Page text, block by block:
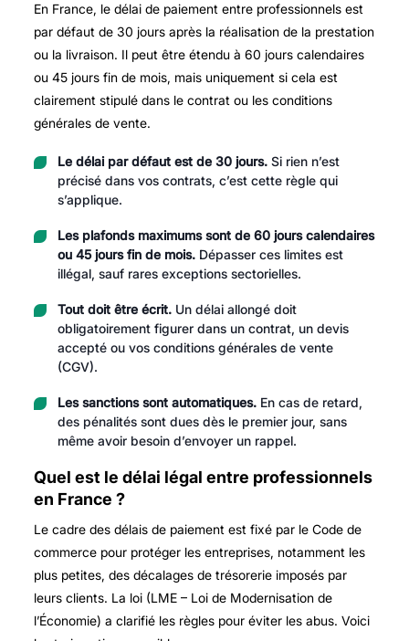
En France, le délai de paiement entre professionnels est
par défaut de 30 jours après la réalisation de la prestation
ou la livraison. Il peut être étendu à 60 jours calendaires
ou 45 jours fin de mois, mais uniquement si cela est
clairement stipulé dans le contrat ou les conditions
générales de vente.
Le délai par défaut est de 30 jours.Si rien n’est
précisé dans vos contrats, c’est cette règle qui
s’applique.
Les plafonds maximums sont de 60 jours calendaires
ou 45 jours fin de mois.Dépasser ces limites est
illégal, sauf rares exceptions sectorielles.
Tout doit être écrit.Un délai allongé doit
obligatoirement figurer dans un contrat, un devis
accepté ou vos conditions générales de vente
(CGV).
Les sanctions sont automatiques.En cas de retard,
des pénalités sont dues dès le premier jour, sans
même avoir besoin d’envoyer un rappel.
Quel est le délai légal entre professionnels
en France ?
Le cadre des délais de paiement est fixé par le Code de
commerce pour protéger les entreprises, notamment les
plus petites, des décalages de trésorerie imposés par
leurs clients. La loi (LME – Loi de Modernisation de
l’Économie) a clarifié les règles pour éviter les abus. Voici